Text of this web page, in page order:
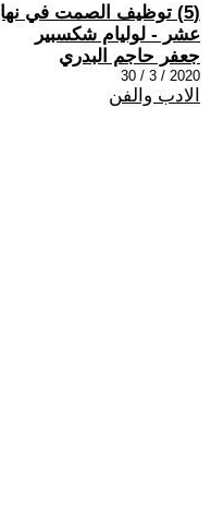
(5) توظيف الصمت في
عشر - لوليام شكسبير
جعفر حاجم البدري
2020 / 3 / 30
الادب والفن